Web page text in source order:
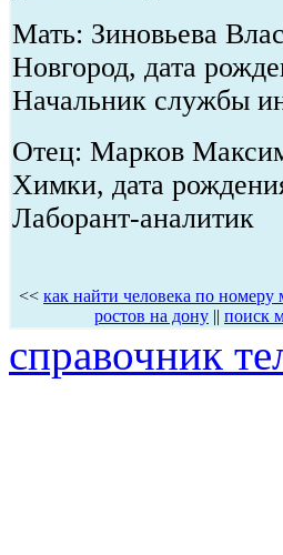
Мать: Зиновьева
Новгород, дата
Начальник службы
Отец: Марков
Химки, дата
Лаборант-аналитик
<< как найти человека по номеру
ростов на дону || поиск
справочник